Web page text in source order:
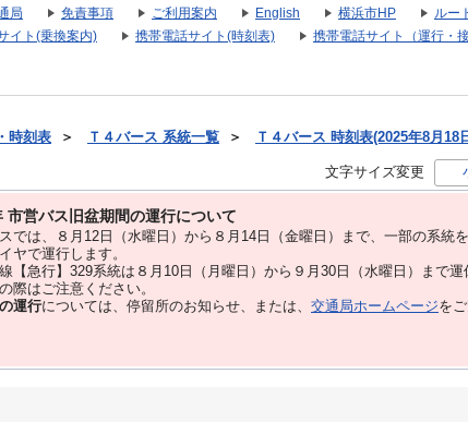
局 免責事項 ご利用案内 English 横浜市HP ルー
イト(乗換案内)
携帯電話サイト(時刻表) 携帯電話サイト（運行・接
時刻表 ＞ Ｔ４バース 系統一覧 ＞ Ｔ４バース 時刻表(2025年8月18
文字サイズ変更
市営バス旧盆期間の運行について
では、８⽉12⽇（水曜日）から８⽉14⽇（金曜日）まで、⼀部の系統
ヤで運⾏します。
急行】329系統は８月10日（月曜日）から９月30日（水曜日）まで運
際はご注意ください。
運行については、停留所のお知らせ、または、 交通局ホームページを